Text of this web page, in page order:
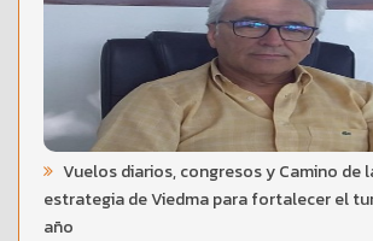
Vuelos diarios, congresos y Camino de
estrategia de Viedma para fortalecer el
año